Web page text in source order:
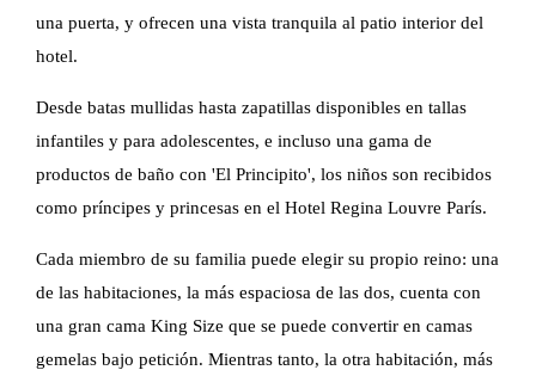
una puerta, y ofrecen una vista tranquila al patio interior del
hotel.
Desde batas mullidas hasta zapatillas disponibles en tallas
infantiles y para adolescentes, e incluso una gama de
productos de baño con 'El Principito', los niños son recibidos
como príncipes y princesas en el Hotel Regina Louvre París.
Cada miembro de su familia puede elegir su propio reino: una
de las habitaciones, la más espaciosa de las dos, cuenta con
una gran cama King Size que se puede convertir en camas
gemelas bajo petición. Mientras tanto, la otra habitación, más